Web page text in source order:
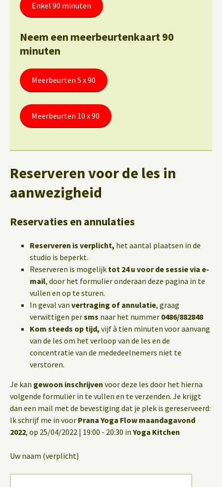
Enkel 90 minuten
Neem een meerbeurtenkaart 90
minuten
Meerbeurten 5 x 90
Meerbeurten 10 x 90
Reserveren voor de les in
aanwezigheid
Reservaties en annulaties
Reserveren is verplicht, het aantal plaatsen in de
studio is beperkt.
Reserveren is mogelijk tot 24 u voor de sessie via e-
mail, door het formulier onderaan deze pagina in te
vullen en op te sturen.
In geval van vertraging of annulatie, graag
verwittigen persms naar het nummer 0486/882848
Kom steeds op tijd, vijf à tien minuten voor aanvang
van de les om het verloop van de les en de
concentratie van de mededeelnemers niet te
verstoren.
Je kan gewoon inschrijven voor deze les door het hierna
volgende formulier in te vullen en te verzenden. Je krijgt
dan een mail met de bevestiging dat je plek is gereserveerd:
Ik schrijf me in voor Prana Yoga Flow maandagavond
2022, op 25/04/2022 | 19:00 - 20:30 in Yoga Kitchen
Uw naam (verplicht)